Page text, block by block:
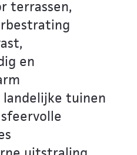
terrassen,
en
tuinen